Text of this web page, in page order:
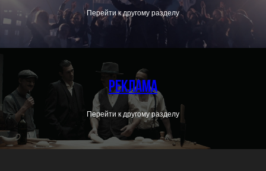
Перейти к другому разделу
Реклама
Перейти к другому разделу